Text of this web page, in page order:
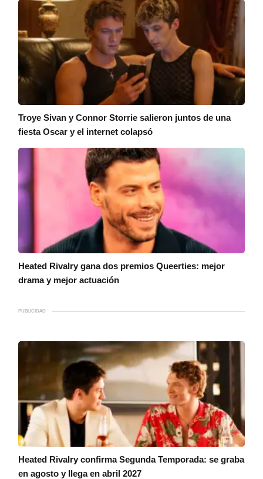
Troye Sivan y Connor Storrie salieron juntos de una
fiesta Oscar y el internet colapsó
Heated Rivalry gana dos premios Queerties: mejor
drama y mejor actuación
PUBLICIDAD
Heated Rivalry confirma Segunda Temporada: se graba
en agosto y llega en abril 2027